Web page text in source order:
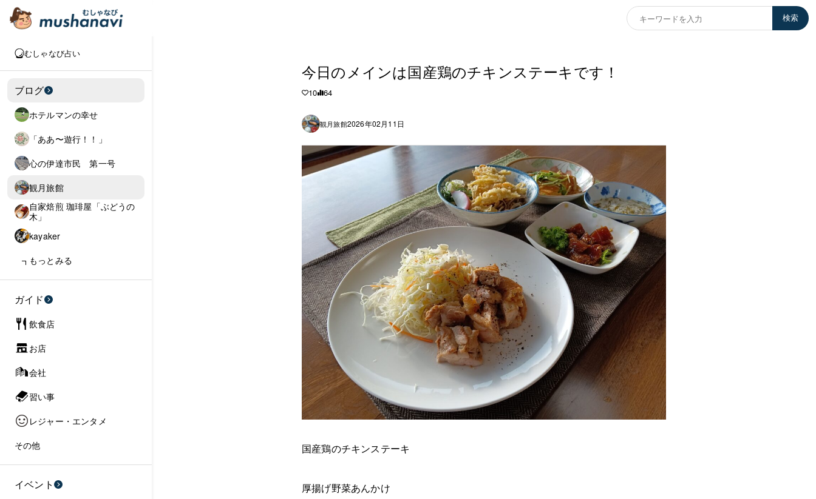
検索
むしゃなび占い
ブログ
ホテルマンの幸せ
「ああ〜遊行！！」
心の伊達市民 第一号
観月旅館
自家焙煎 珈琲屋「ぶどうの
木」
kayaker
もっとみる
ガイド
飲食店
お店
会社
習い事
レジャー・エンタメ
その他
イベント
今日のメインは国産鶏のチキンステーキです！
10 64
観月旅館2026年02月11日
国産鶏のチキンステーキ
厚揚げ野菜あんかけ